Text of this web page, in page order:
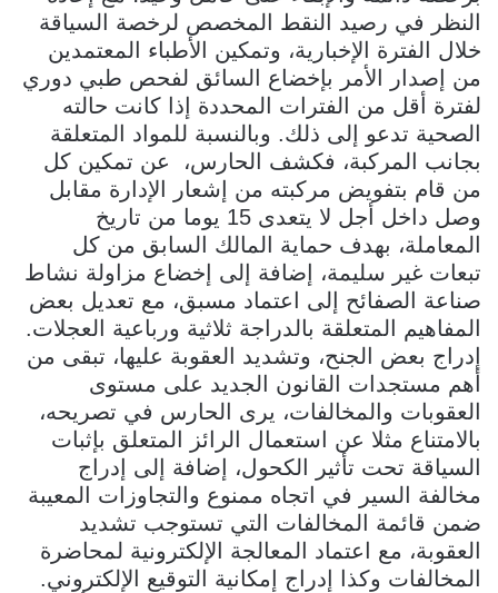
النظر في رصيد النقط المخصص لرخصة السياقة
خلال الفترة الإخبارية، وتمكين الأطباء المعتمدين
من إصدار الأمر بإخضاع السائق لفحص طبي دوري
لفترة أقل من الفترات المحددة إذا كانت حالته
الصحية تدعو إلى ذلك. وبالنسبة للمواد المتعلقة
بجانب المركبة، فكشف الحارس، عن تمكين كل
من قام بتفويض مركبته من إشعار الإدارة مقابل
وصل داخل أجل لا يتعدى 15 يوما من تاريخ
المعاملة، بهدف حماية المالك السابق من كل
تبعات غير سليمة، إضافة إلى إخضاع مزاولة نشاط
صناعة الصفائح إلى اعتماد مسبق، مع تعديل بعض
المفاهيم المتعلقة بالدراجة ثلاثية ورباعية العجلات.
إدراج بعض الجنح، وتشديد العقوبة عليها، تبقى من
أهم مستجدات القانون الجديد على مستوى
العقوبات والمخالفات، يرى الحارس في تصريحه،
بالامتناع مثلا عن استعمال الرائز المتعلق بإثبات
السياقة تحت تأثير الكحول، إضافة إلى إدراج
مخالفة السير في اتجاه ممنوع والتجاوزات المعيبة
ضمن قائمة المخالفات التي تستوجب تشديد
العقوبة، مع اعتماد المعالجة الإلكترونية لمحاضرة
المخالفات وكذا إدراج إمكانية التوقيع الإلكتروني.